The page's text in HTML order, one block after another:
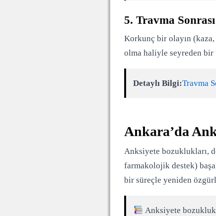
5. Travma
Korkunç bir olayın (kaza,
olma haliyle seyreden bir
Detaylı Bilgi:Travma
Ankara’da
Anksiyete bozuklukları,
farmakolojik destek)
bir süreçle yeniden
Anksiyete